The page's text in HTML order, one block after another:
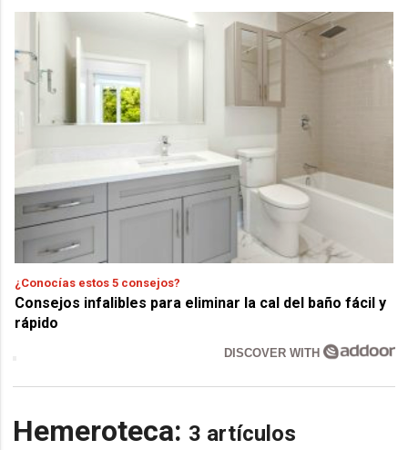
¿Conocías estos 5 consejos?
Consejos infalibles para eliminar la cal del baño fácil y
rápido
DISCOVER WITH
Hemeroteca: 3 artículos